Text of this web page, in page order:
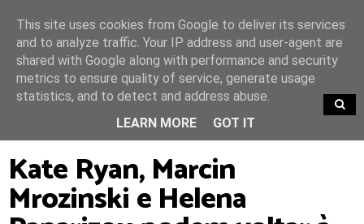
TRENDING
Kate Ryan, Marcin
Mrozinski e Helena
This site uses cookies from Google to deliver its services
and to analyze traffic. Your IP address and user-agent are
shared with Google along with performance and security
metrics to ensure quality of service, generate usage
statistics, and to detect and address abuse.
LEARN MORE
GOT IT